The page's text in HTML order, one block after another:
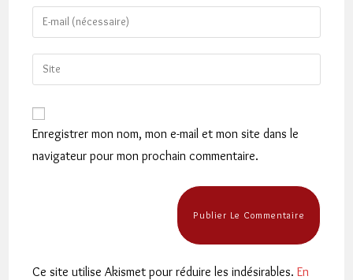
name
comment
Enter
your
email
address
Saisir
l’URL
votre
site
(facultatif)
Enregistrer mon nom, mon e-mail et mon site dans le
navigateur pour mon prochain commentaire.
Ce site utilise Akismet pour réduire les indésirables.En